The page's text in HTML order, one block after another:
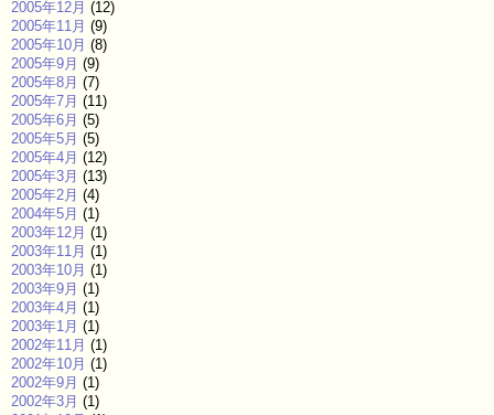
2005年12月 (12)
2005年11月 (9)
2005年10月 (8)
2005年9月 (9)
2005年8月 (7)
2005年7月 (11)
2005年6月 (5)
2005年5月 (5)
2005年4月 (12)
2005年3月 (13)
2005年2月 (4)
2004年5月 (1)
2003年12月 (1)
2003年11月 (1)
2003年10月 (1)
2003年9月 (1)
2003年4月 (1)
2003年1月 (1)
2002年11月 (1)
2002年10月 (1)
2002年9月 (1)
2002年3月 (1)